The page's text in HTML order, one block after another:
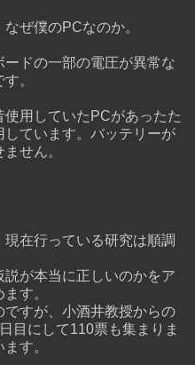
ぜ僕のPCなのか。
ドの一部の電圧が異常な
。
用していたPCがあったた
ています。バッテリーが
せん。
在行っている研究は順調
が本当に正しいのかをア
す。
すが、小酒井教授からの
目にして110票も集まりま
す。